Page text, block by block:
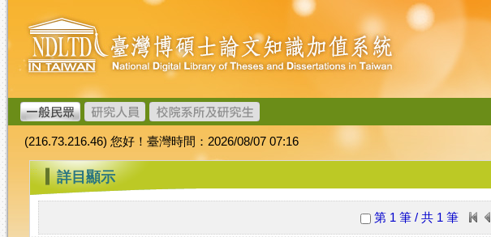
跳
到
主
要
內
容
臺
灣
博
碩
士
論
文
加
值
系
統
(216.73.216.46) 您好！臺灣時間：2026/08/07 07:16
::: 詳目顯示
第 1 筆 / 共 1 筆